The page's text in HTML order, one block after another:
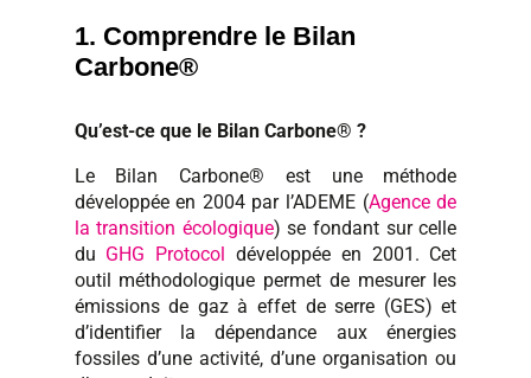
1. Comprendre le Bilan
Carbone®
Qu’est-ce que le Bilan Carbone® ?
Le Bilan Carbone® est une méthode
développée en 2004 par l’ADEME (Agence de
la transition écologique) se fondant sur celle
du GHG Protocol développée en 2001. Cet
outil méthodologique permet de mesurer les
émissions de gaz à effet de serre (GES) et
d’identifier la dépendance aux énergies
fossiles d’une activité, d’une organisation ou